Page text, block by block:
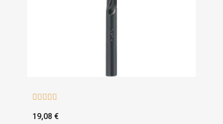
    
19,08 €